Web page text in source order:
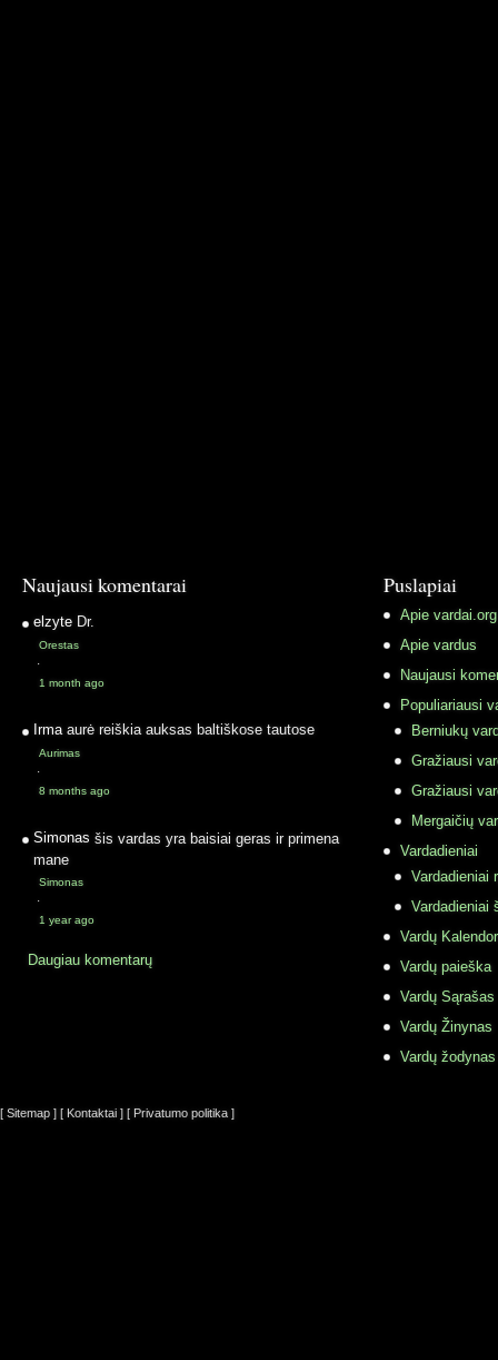
Naujausi komentarai
elzyte Dr.
Orestas
·
1 month ago
Irma aurė reiškia auksas baltiškose tautose
Aurimas
·
8 months ago
Simonas šis vardas yra baisiai geras ir primena
mane
Simonas
·
1 year ago
Daugiau komentarų
Puslapiai
Apie vardai.org
Apie vardus
Naujausi
Populiariausi
Berniukų
Gražiausi
Gražiausi
Mergaičių
Vardadieniai
Vardadieniai
Vardadieniai
Vardų
Vardų paieška
Vardų Sąrašas
Vardų Žinynas
Vardų
[ Sitemap ] [ Kontaktai ] [ Privatumo politika ]